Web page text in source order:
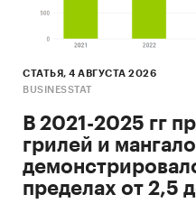
СТАТЬЯ, 4 АВГУСТА 2026
BUSINESSTAT
В 2021-2025 гг
грилей и
пределах от 2,5